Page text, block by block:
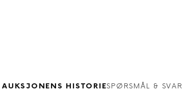
AUKSJONENS HISTORIESPØRSMÅL & SVAR